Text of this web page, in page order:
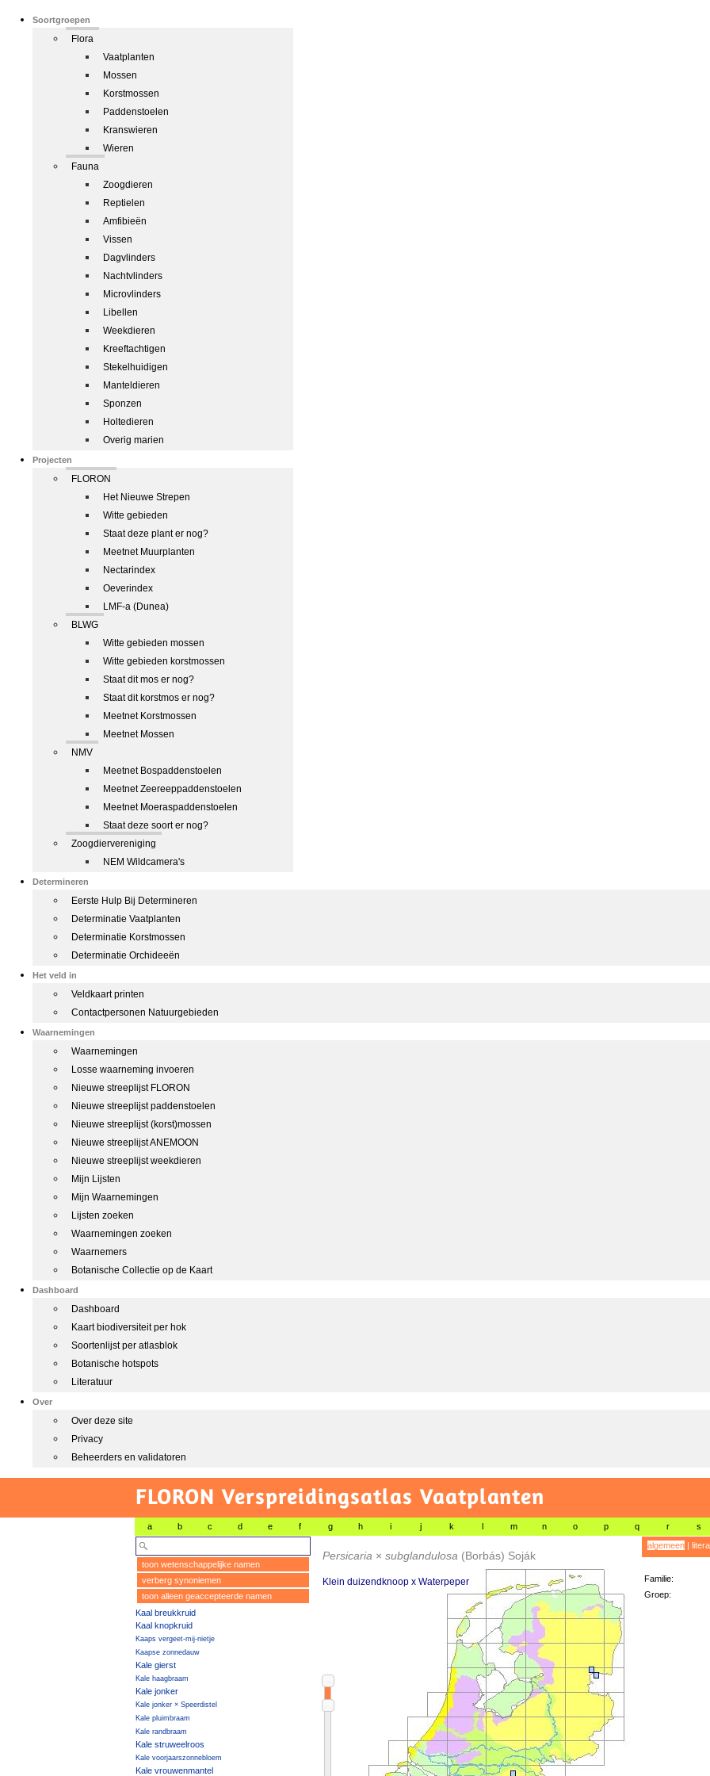
Soortgroepen
Flora
Vaatplanten
Mossen
Korstmossen
Paddenstoelen
Kranswieren
Wieren
Fauna
Zoogdieren
Reptielen
Amfibieën
Vissen
Dagvlinders
Nachtvlinders
Microvlinders
Libellen
Weekdieren
Kreeftachtigen
Stekelhuidigen
Manteldieren
Sponzen
Holtedieren
Overig marien
Projecten
FLORON
Het Nieuwe Strepen
Witte gebieden
Staat deze plant er nog?
Meetnet Muurplanten
Nectarindex
Oeverindex
LMF-a (Dunea)
BLWG
Witte gebieden mossen
Witte gebieden korstmossen
Staat dit mos er nog?
Staat dit korstmos er nog?
Meetnet Korstmossen
Meetnet Mossen
NMV
Meetnet Bospaddenstoelen
Meetnet Zeereeppaddenstoelen
Meetnet Moeraspaddenstoelen
Staat deze soort er nog?
Zoogdiervereniging
NEM Wildcamera's
Determineren
Eerste Hulp Bij Determineren
Determinatie Vaatplanten
Determinatie Korstmossen
Determinatie Orchideeën
Het veld in
Veldkaart printen
Contactpersonen Natuurgebieden
Waarnemingen
Waarnemingen
Losse waarneming invoeren
Nieuwe streeplijst FLORON
Nieuwe streeplijst paddenstoelen
Nieuwe streeplijst (korst)mossen
Nieuwe streeplijst ANEMOON
Nieuwe streeplijst weekdieren
Mijn Lijsten
Mijn Waarnemingen
Lijsten zoeken
Waarnemingen zoeken
Waarnemers
Botanische Collectie op de Kaart
Dashboard
Dashboard
Kaart biodiversiteit per hok
Soortenlijst per atlasblok
Botanische hotspots
Literatuur
Over
Over deze site
Privacy
Beheerders en validatoren
FLORON Verspreidingsatlas Vaatplanten
a b c d e f g h i j k l m n o p q r s
toon wetenschappelijke namen
verberg synoniemen
toon alleen geaccepteerde namen
Kaal breukkruid
Kaal knopkruid
Kaaps vergeet-mij-nietje
Kaapse zonnedauw
Kale gierst
Kale haagbraam
Kale jonker
Kale jonker × Speerdistel
Kale pluimbraam
Kale randbraam
Kale struweelroos
Kale voorjaarszonnebloem
Kale vrouwenmantel
Persicaria × subglandulosa (Borbás) Soják
Klein duizendknoop x Waterpeper
algemeen|
Familie:
Groep: